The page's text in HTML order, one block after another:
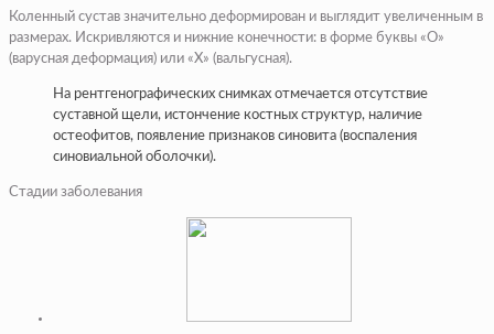
Коленный сустав значительно деформирован и выглядит увеличенным в
размерах. Искривляются и нижние конечности: в форме буквы «О»
(варусная деформация) или «Х» (вальгусная).
На рентгенографических снимках отмечается отсутствие
суставной щели, истончение костных структур, наличие
остеофитов, появление признаков синовита (воспаления
синовиальной оболочки).
Стадии заболевания